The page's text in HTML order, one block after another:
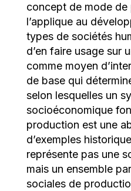
concept de mode de
l’applique au
types de sociétés
d’en faire usage sur
comme moyen
de base qui
selon lesquelles un
socioéconomique
production est une
d’exemples
représente pas une
mais un ensemble
sociales de